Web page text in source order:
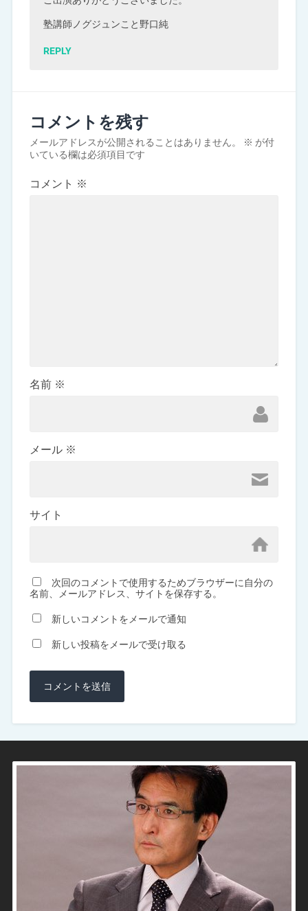
塾講師ノグジュンこと野口純
REPLY
コメントを残す
メールアドレスが公開されることはありません。 ※ が付
いている欄は必須項目です
コメント ※
名前 ※
メール ※
サイト
次回のコメントで使用するためブラウザーに自分の
名前、メールアドレス、サイトを保存する。
新しいコメントをメールで通知
新しい投稿をメールで受け取る